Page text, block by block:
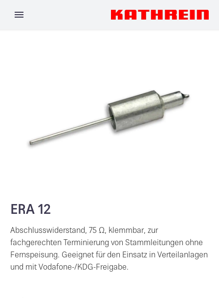
ERA 12
Abschlusswiderstand, 75 Ω, klemmbar, zur
fachgerechten Terminierung von Stammleitungen ohne
Fernspeisung. Geeignet für den Einsatz in Verteilanlagen
und mit Vodafone-/KDG-Freigabe.